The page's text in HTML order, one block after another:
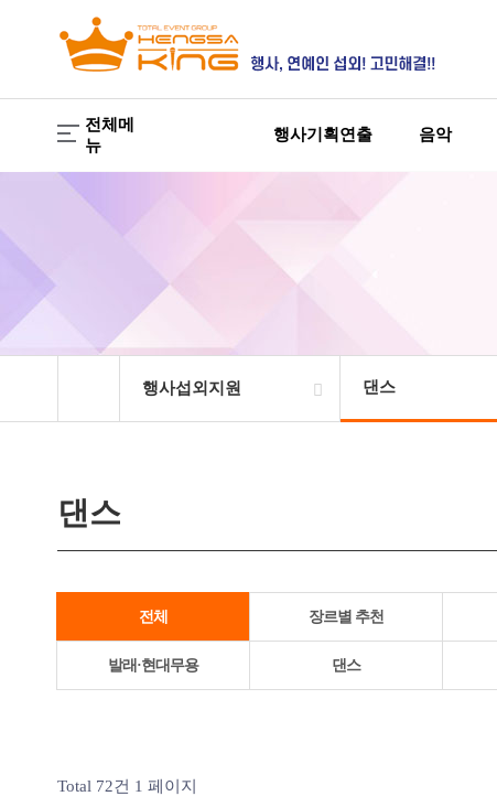
전체메
뉴
행사기획연출 음악
행사섭외지원 댄스
댄스
전체 장르별 추천
발래·현대무용 댄스
Total 72건 1 페이지